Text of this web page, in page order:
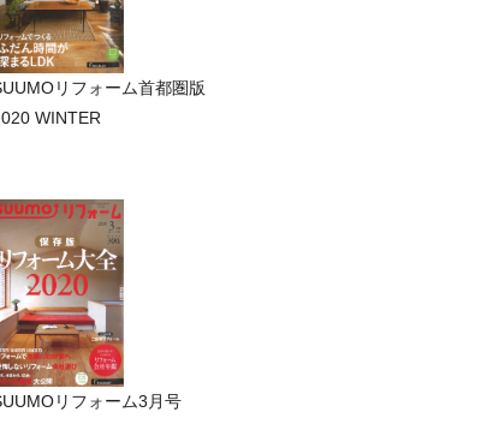
リフォーム首都圏版
WINTER
リフォーム3月号